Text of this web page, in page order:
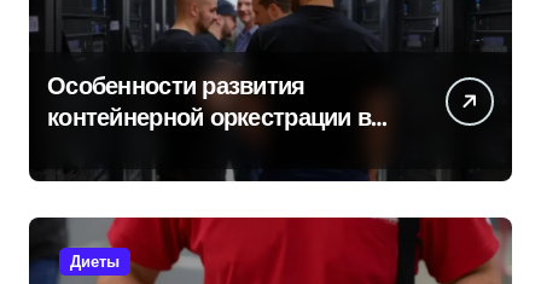
Особенности развития
контейнерной оркестрации в
Диеты